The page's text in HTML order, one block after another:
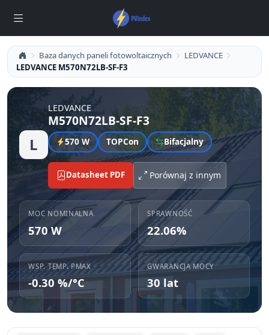
Baza danych paneli fotowoltaicznych
LEDVANCE
LEDVANCE M570N72LB-SF-F3
L
LEDVANCE
M570N72LB-SF-F3
570 W TOPCon Bifacjalny
Datasheet PDF Porównaj z innym
MOC NOMINALNA
570 W
SPRAWNOŚĆ
22.06%
WSP. TEMP. PMAX
-0.30 %/°C
GWARANCJA MOCY
30 lat